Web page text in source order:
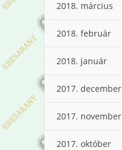
2018. március
2018. február
2018. január
2017. december
2017. november
2017. október